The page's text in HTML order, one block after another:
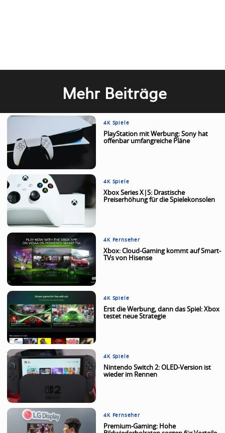
Mehr Beiträge
4K Spiele
PlayStation mit Werbung: Sony hat
offenbar umfangreiche Pläne
4K Spiele
Xbox Series X|S: Drastische
Preiserhöhung für die Spielekonsolen
4K Fernseher
Xbox: Cloud-Gaming kommt auf Smart-
TVs von Hisense
4K Spiele
Erst die Werbung, dann das Spiel: Xbox
testet neue Strategie
4K Spiele
Nintendo Switch 2: OLED-Version ist
wieder im Rennen
4K Fernseher
Premium-Gaming: Hohe